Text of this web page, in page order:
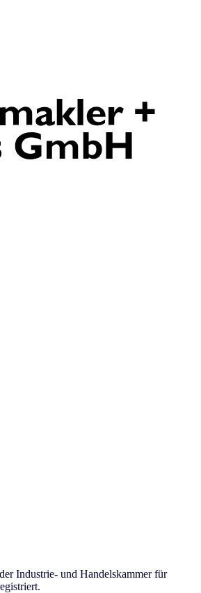
Industrie- und Handelskammer für